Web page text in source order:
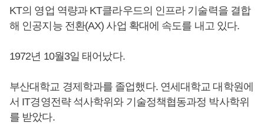
KT의 영업 역량과 KT클라우드의 인프라 기술력을 결합
해 인공지능 전환(AX) 사업 확대에 속도를 내고 있다.
1972년 10월3일 태어났다.
부산대학교 경제학과를 졸업했다. 연세대학교 대학원에
서 IT경영전략 석사학위와 기술정책협동과정 박사학위
를 받았다.